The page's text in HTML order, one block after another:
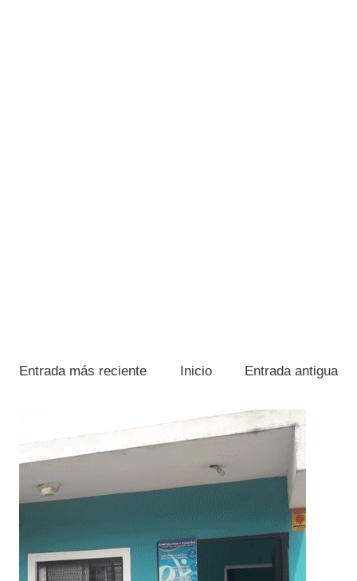
Entrada más reciente Entrada antigua
Inicio